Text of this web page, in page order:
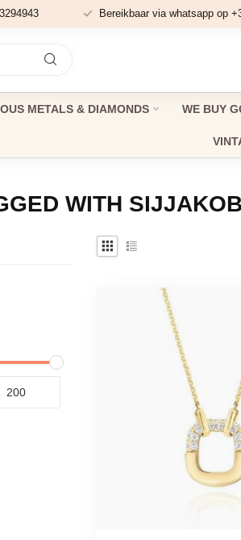
Bereikbaar via whatsapp op
METALS & DIAMONDS WE BUY
WITH